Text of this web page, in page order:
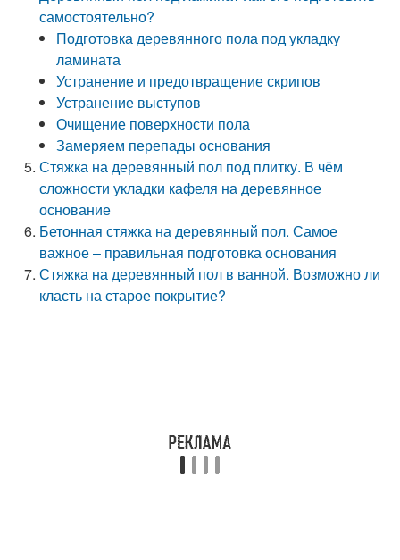
самостоятельно?
Подготовка деревянного пола под укладку
ламината
Устранение и предотвращение скрипов
Устранение выступов
Очищение поверхности пола
Замеряем перепады основания
Стяжка на деревянный пол под плитку. В чём
сложности укладки кафеля на деревянное
основание
Бетонная стяжка на деревянный пол. Самое
важное – правильная подготовка основания
Стяжка на деревянный пол в ванной. Возможно ли
класть на старое покрытие?